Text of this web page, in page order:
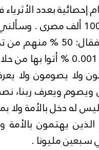
إحصائية بعدد
حوالى مليار فما فوق فكانوا
من سرقة الدولة، يعنى يبقى
ولا يصومون ولا
له دخل بالأمة
الباقون هم الذين يهتمون